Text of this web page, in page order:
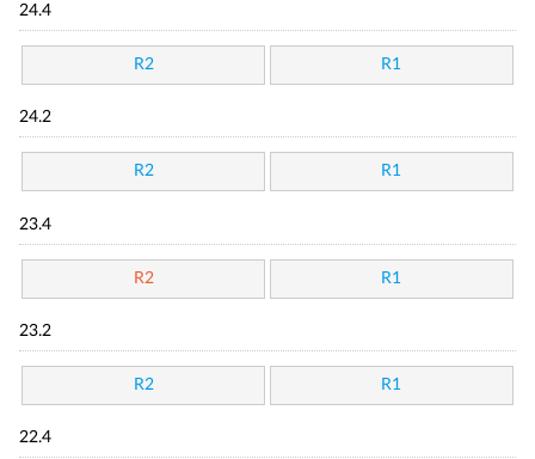
24.4
R2 R1
24.2
R2 R1
23.4
R2 R1
23.2
R2 R1
22.4